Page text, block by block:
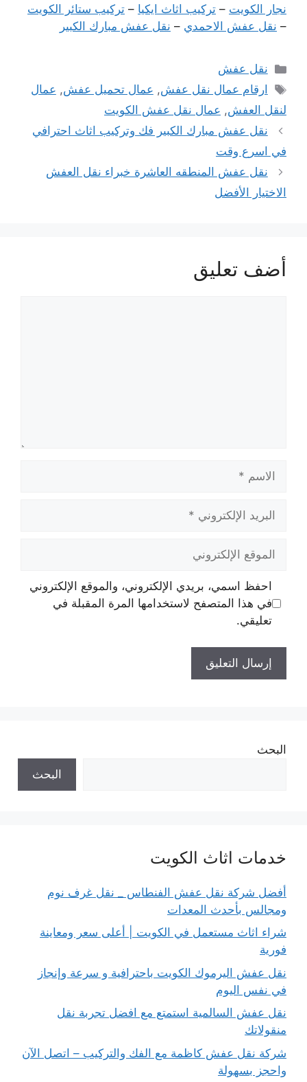
نجار الكويت – تركيب اثاث ايكيا – تركيب ستائر الكويت
– نقل عفش الاحمدي – نقل عفش مبارك الكبير
التصنيفات
نقل عفش
الوسوم
ارقام عمال نقل عفش, عمال تحميل عفش, عمال
لنقل العفش, عمال نقل عفش الكويت
نقل عفش مبارك الكبير فك وتركيب اثاث احترافي
في اسرع وقت
نقل عفش المنطقه العاشرة خبراء نقل العفش
الاختيار الأفضل
أضف تعليق
الاسم
البريد
الإلكتروني
الموقع
الإلكتروني
احفظ اسمي، بريدي الإلكتروني، والموقع الإلكتروني
في هذا المتصفح لاستخدامها المرة المقبلة في
تعليقي.
البحث
البحث
خدمات اثاث الكويت
أفضل شركة نقل عفش الفنطاس _ نقل غرف نوم
ومجالس بأحدث المعدات
شراء اثاث مستعمل في الكويت | أعلى سعر ومعاينة
فورية
نقل عفش اليرموك الكويت باحترافية و سرعة وإنجاز
في نفس اليوم
نقل عفش السالمية استمتع مع افضل تجربة نقل
منقولاتك
شركة نقل عفش كاظمة مع الفك والتركيب – اتصل الآن
واحجز بسهولة